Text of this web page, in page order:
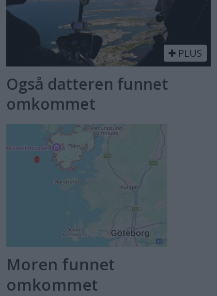
PLUS
Også datteren funnet
omkommet
Moren funnet
omkommet